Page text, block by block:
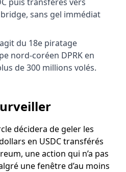
sans gel immédiat
du 18e piratage
nord-coréen DPRK en
de 300 millions volés.
décidera de geler les
en USDC transférés
une action qui n’a pas
une fenêtre d’au moins